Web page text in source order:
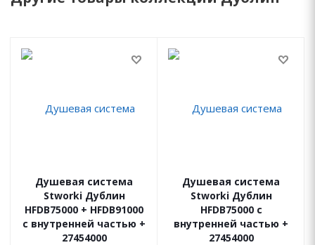
Душевая система
Stworki Дублин
HFDB75000 + HFDB91000
с внутренней частью +
27454000
Душевая система
Stworki Дублин
HFDB75000 с
внутренней частью +
27454000